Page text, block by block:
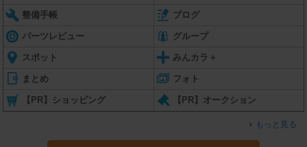
整備手帳 ブログ
パーツレビュー グループ
スポット みんカラ＋
まとめ フォト
【PR】ショッピング 【PR】オークション
もっと見る